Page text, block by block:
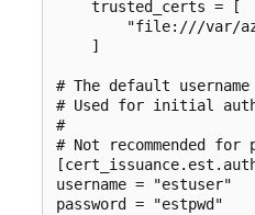
    trusted_certs = [
"file:///var/
    ]
# The default
# Used for initial
#
# Not recommended for
username = "estuser"
password = "estpwd"